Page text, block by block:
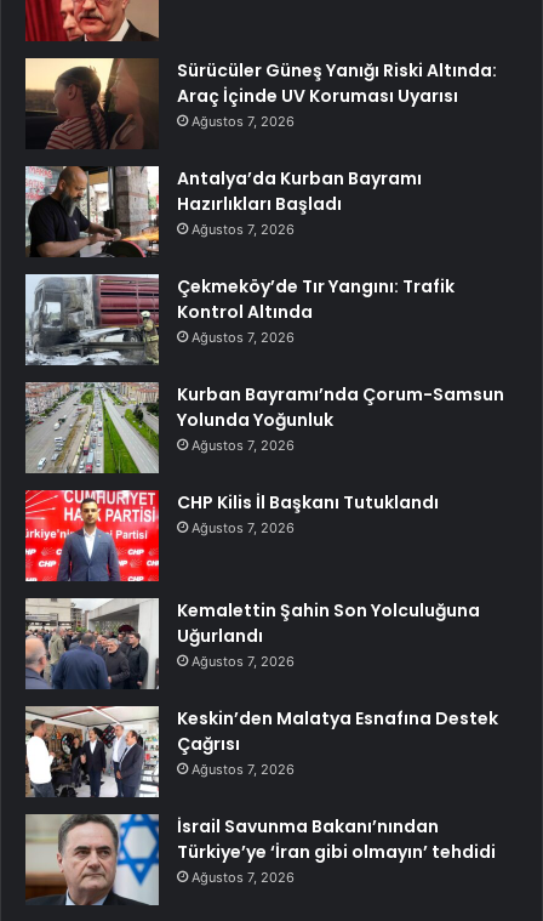
Sürücüler Güneş Yanığı Riski Altında:
Araç İçinde UV Koruması Uyarısı
Ağustos 7, 2026
Antalya’da Kurban Bayramı
Hazırlıkları Başladı
Ağustos 7, 2026
Çekmeköy’de Tır Yangını: Trafik
Kontrol Altında
Ağustos 7, 2026
Kurban Bayramı’nda Çorum-Samsun
Yolunda Yoğunluk
Ağustos 7, 2026
CHP Kilis İl Başkanı Tutuklandı
Ağustos 7, 2026
Kemalettin Şahin Son Yolculuğuna
Uğurlandı
Ağustos 7, 2026
Keskin’den Malatya Esnafına Destek
Çağrısı
Ağustos 7, 2026
İsrail Savunma Bakanı’nından
Türkiye’ye ‘İran gibi olmayın’ tehdidi
Ağustos 7, 2026